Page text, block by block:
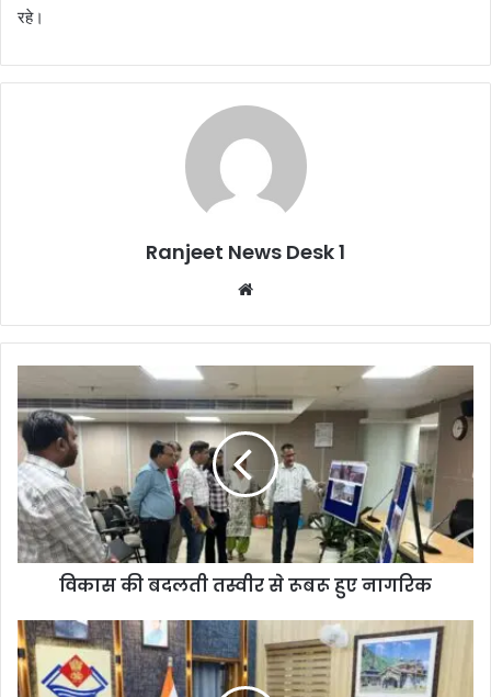
रहे।
Ranjeet News Desk 1
te
विकास की बदलती तस्वीर से रूबरू हुए नागरिक